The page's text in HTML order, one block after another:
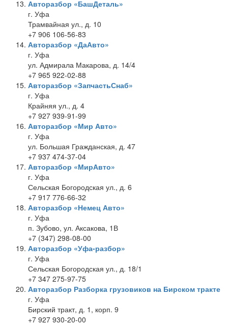
Авторазбор «БашДеталь»
г. Уфа
Трамвайная ул., д. 10
+7 906 106-56-83
Авторазбор «ДаАвто»
г. Уфа
ул. Адмирала Макарова, д. 14/4
+7 965 922-02-88
Авторазбор «ЗапчастьСнаб»
г. Уфа
Крайняя ул., д. 4
+7 927 939-91-99
Авторазбор «Мир Авто»
г. Уфа
ул. Большая Гражданская, д. 47
+7 937 474-37-04
Авторазбор «МирАвто»
г. Уфа
Сельская Богородская ул., д. 6
+7 917 776-66-32
Авторазбор «Немец Авто»
г. Уфа
п. Зубово, ул. Аксакова, 1В
+7 (347) 298-08-00
Авторазбор «Уфа-разбор»
г. Уфа
Сельская Богородская ул., д. 18/1
+7 347 275-97-75
Авторазбор Разборка грузовиков на Бирском тракте
г. Уфа
Бирский тракт, д. 1, корп. 9
+7 927 930-20-00